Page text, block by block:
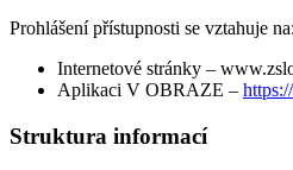
Prohlášení přístupnosti se vztahuje na:
Internetové stránky –
Aplikaci V OBRAZE –
Struktura informací